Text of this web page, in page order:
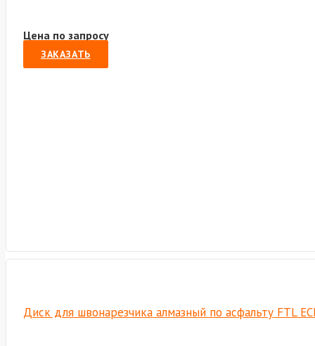
Цена по запросу
ЗАКАЗАТЬ
Диск для швонарезчика алмазный по асфальту FTL